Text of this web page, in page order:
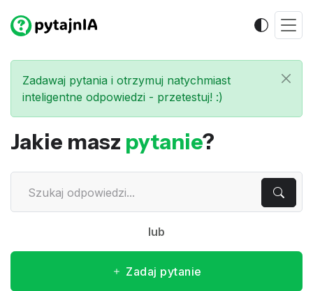
Zadawaj pytania i otrzymuj natychmiast
inteligentne odpowiedzi - przetestuj! :)
Jakie masz pytanie?
lub
Zadaj pytanie